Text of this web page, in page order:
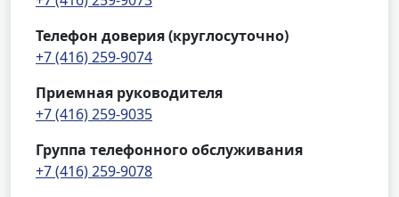
Телефон доверия (круглосуточно)
+7 (416) 259-9074
Приемная руководителя
+7 (416) 259-9035
Группа телефонного обслуживания
+7 (416) 259-9078